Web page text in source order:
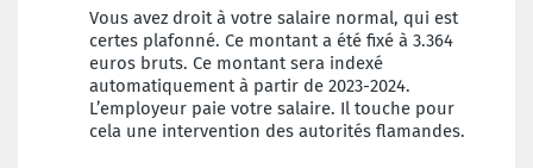
Vous avez droit à votre salaire normal, qui est
certes plafonné. Ce montant a été fixé à 3.364
euros bruts. Ce montant sera indexé
automatiquement à partir de 2023-2024.
L’employeur paie votre salaire. Il touche pour
cela une intervention des autorités flamandes.